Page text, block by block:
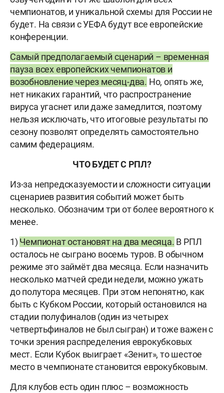
чемпионатов, и уникальной схемы для России не
будет. На связи с УЕФА будут все европейские
конференции.
Самый предполагаемый сценарий – временная
пауза всех европейских чемпионатов и
возобновление через месяц-два. Но, опять же,
нет никаких гарантий, что распространение
вируса угаснет или даже замедлится, поэтому
нельзя исключать, что итоговые результаты по
сезону позволят определять самостоятельно
самим федерациям.
ЧТО БУДЕТ С РПЛ?
Из-за непредсказуемости и сложности ситуации
сценариев развития событий может быть
несколько. Обозначим три от более вероятного к
менее.
1) Чемпионат остановят на два месяца. В РПЛ
осталось не сыграно восемь туров. В обычном
режиме это займёт два месяца. Если назначить
несколько матчей среди недели, можно ужать
до полутора месяцев. При этом непонятно, как
быть с Кубком России, который остановился на
стадии полуфиналов (один из четырех
четвертьфиналов не был сыгран) и тоже важен с
точки зрения распределения еврокубковых
мест. Если Кубок выиграет «Зенит», то шестое
место в чемпионате становится еврокубковым.
Для клубов есть один плюс – возможность